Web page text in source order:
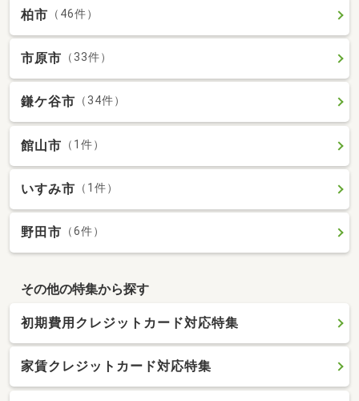
柏市 （46件）
市原市 （33件）
鎌ケ谷市 （34件）
館山市 （1件）
いすみ市 （1件）
野田市 （6件）
その他の特集から探す
初期費用クレジットカード対応特集
家賃クレジットカード対応特集